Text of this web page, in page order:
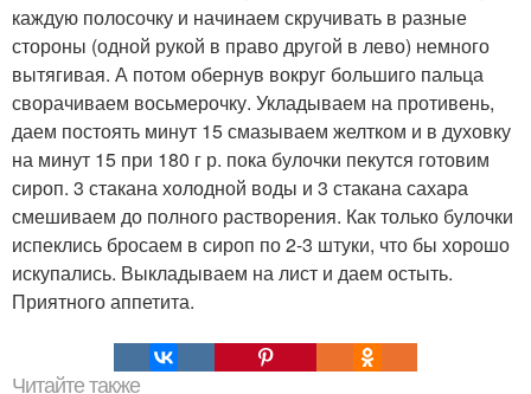
каждую полосочку и начинаем скручивать в разные
стороны (одной рукой в право другой в лево) немного
вытягивая. А потом обернув вокруг большиго пальца
сворачиваем восьмерочку. Укладываем на противень,
даем постоять минут 15 смазываем желтком и в духовку
на минут 15 при 180 г р. пока булочки пекутся готовим
сироп. 3 стакана холодной воды и 3 стакана сахара
смешиваем до полного растворения. Как только булочки
испеклись бросаем в сироп по 2-3 штуки, что бы хорошо
искупались. Выкладываем на лист и даем остыть.
Приятного аппетита.
Читайте также